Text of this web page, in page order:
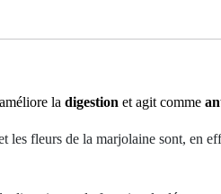
la digestion et agit comme
fleurs de la marjolaine sont, en